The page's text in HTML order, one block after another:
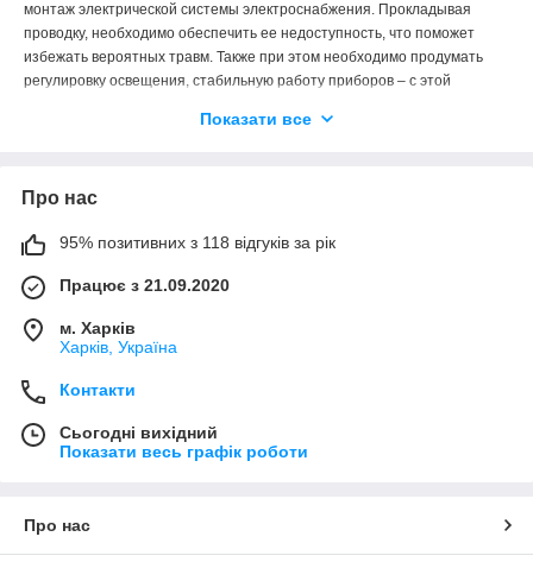
монтаж электрической системы электроснабжения. Прокладывая
проводку, необходимо обеспечить ее недоступность, что поможет
избежать вероятных травм. Также при этом необходимо продумать
регулировку освещения, стабильную работу приборов – с этой
розетки и подрозетники обеспечивают защиту от воздействия
элетрофурнитуру любого размера и качества.
Показати все
Про нас
95% позитивних з 118 відгуків за рік
Працює з 21.09.2020
м. Харків
Харків, Україна
Контакти
Сьогодні вихідний
Показати весь графік роботи
Про нас